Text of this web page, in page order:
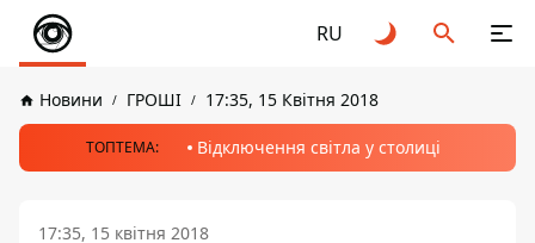
RU
Новини ГРОШІ 17:35, 15 Квітня 2018
ТОПТЕМА: Відключення світла у столиці
17:35, 15 квітня 2018